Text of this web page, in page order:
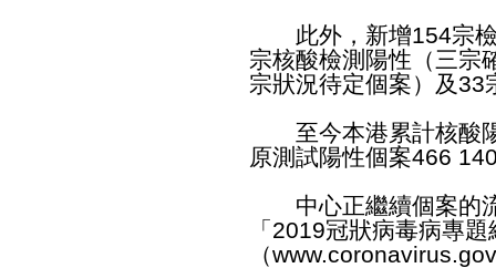
此外，新增154宗檢
宗核酸檢測陽性（三宗
宗狀況待定個案）及33
至今本港累計核酸陽
原測試陽性個案466
中心正繼續個案的流
「2019冠狀病毒病專
（